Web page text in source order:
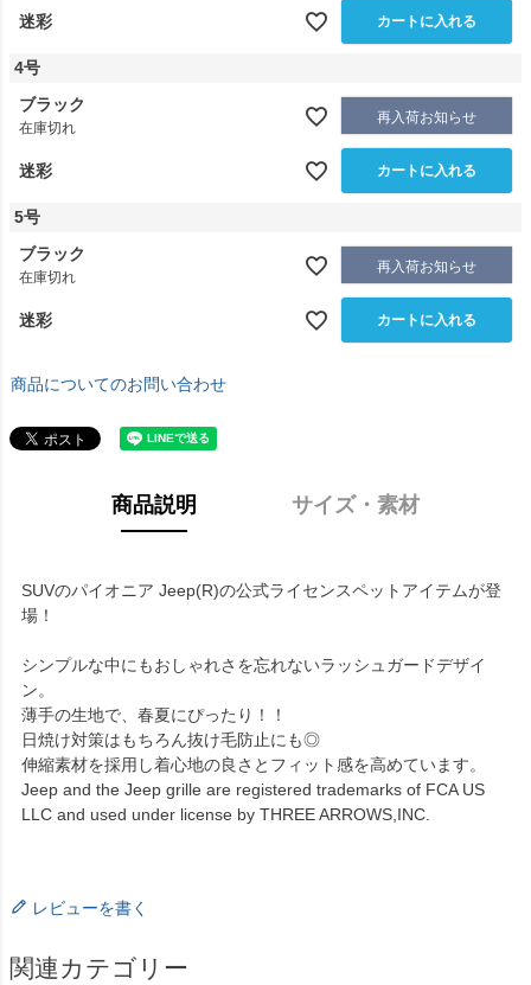
迷彩 カートに入れる
4号
ブラック
在庫切れ
再入荷お知らせ
迷彩 カートに入れる
5号
ブラック
在庫切れ
再入荷お知らせ
迷彩 カートに入れる
商品についてのお問い合わせ
商品説明 サイズ・素材
SUVのパイオニア Jeep(R)の公式ライセンスペットアイテムが登
場！
シンプルな中にもおしゃれさを忘れないラッシュガードデザイ
ン。
薄手の生地で、春夏にぴったり！！
日焼け対策はもちろん抜け毛防止にも◎
伸縮素材を採用し着心地の良さとフィット感を高めています。
Jeep and the Jeep grille are registered trademarks of FCA US
LLC and used under license by THREE ARROWS,INC.
レビューを書く
関連カテゴリー